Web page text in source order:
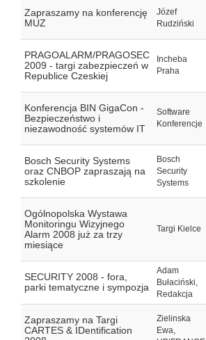
Zapraszamy na konferencję
MUZ
Józef
Rudziński
PRAGOALARM/PRAGOSEC
2009 - targi zabezpieczeń w
Republice Czeskiej
Incheba
Praha
Konferencja BIN GigaCon -
Bezpieczeństwo i
niezawodność systemów IT
Software
Konferencje
Bosch Security Systems
oraz CNBOP zapraszają na
szkolenie
Bosch
Security
Systems
Ogólnopolska Wystawa
Monitoringu Wizyjnego
Alarm 2008 już za trzy
miesiące
Targi Kielce
SECURITY 2008 - fora,
parki tematyczne i sympozja
Adam
Bułaciński,
Redakcja
Zapraszamy na Targi
CARTES & IDentification
Zielinska
Ewa,